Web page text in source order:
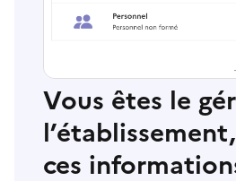
Vous êtes le
ces